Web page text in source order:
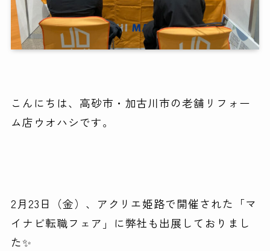
こんにちは、高砂市・加古川市の老舗リフォー
ム店ウオハシです。
2月23日（金）、アクリエ姫路で開催された「マ
イナビ転職フェア」に弊社も出展しておりまし
た✨